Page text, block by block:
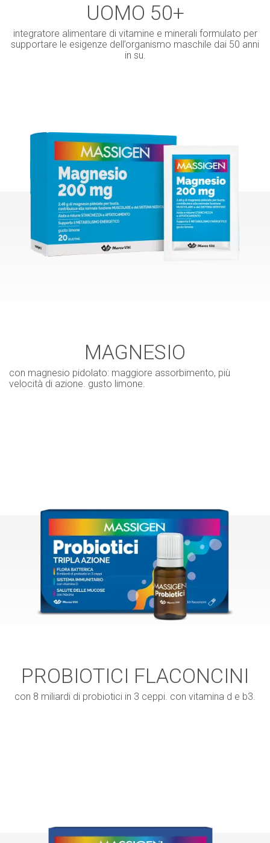
UOMO 50+
integratore alimentare di vitamine e minerali formulato per
supportare le esigenze dell’organismo maschile dai 50 anni
in su.
MAGNESIO
con magnesio pidolato: maggiore assorbimento, più
velocità di azione. gusto limone.
PROBIOTICI FLACONCINI
con 8 miliardi di probiotici in 3 ceppi. con vitamina d e b3.